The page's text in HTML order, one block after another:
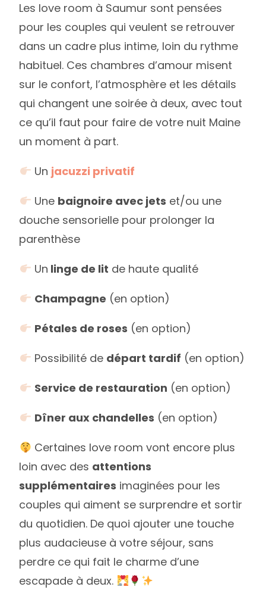
Les love room à Saumur sont pensées
pour les couples qui veulent se retrouver
dans un cadre plus intime, loin du rythme
habituel. Ces chambres d’amour misent
sur le confort, l’atmosphère et les détails
qui changent une soirée à deux, avec tout
ce qu’il faut pour faire de votre nuit Maine
un moment à part.
Un jacuzzi privatif
Une baignoire avec jets et/ou une
douche sensorielle pour prolonger la
parenthèse
Un linge de lit de haute qualité
Champagne (en option)
Pétales de roses (en option)
Possibilité de départ tardif (en option)
Service de restauration (en option)
Dîner aux chandelles (en option)
Certaines love room vont encore plus
loin avec des attentions
supplémentaires imaginées pour les
couples qui aiment se surprendre et sortir
du quotidien. De quoi ajouter une touche
plus audacieuse à votre séjour, sans
perdre ce qui fait le charme d’une
escapade à deux.